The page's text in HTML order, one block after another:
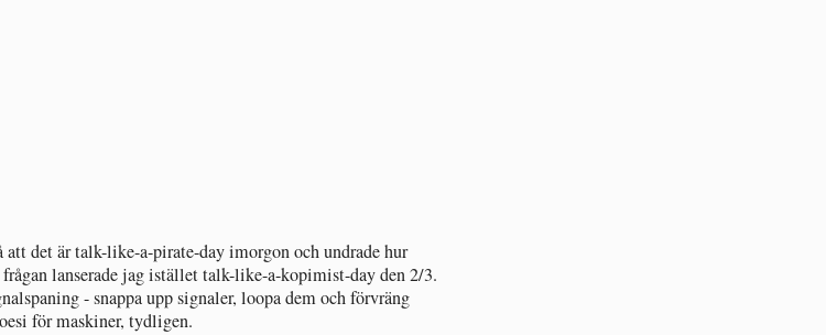
det är talk-like-a-pirate-day imorgon och undrade hur
lanserade jag istället talk-like-a-kopimist-day den 2/3.
- snappa upp signaler, loopa dem och förvräng
för maskiner, tydligen.